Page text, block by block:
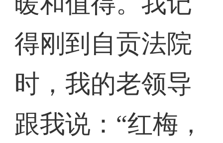
得刚到自贡法院
时，我的老领导
跟我说：“红梅，